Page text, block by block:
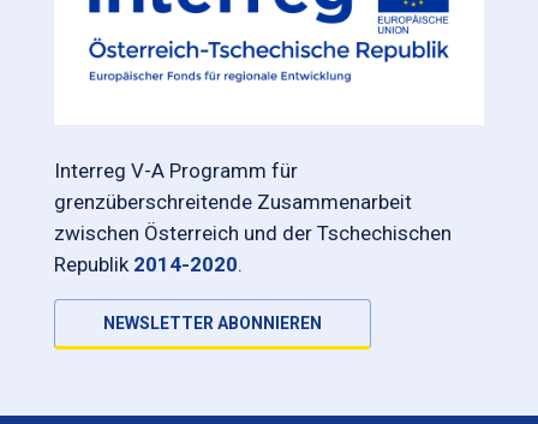
Interreg V-A Programm für
grenzüberschreitende Zusammenarbeit
zwischen Österreich und der Tschechischen
Republik 2014-2020.
NEWSLETTER ABONNIEREN